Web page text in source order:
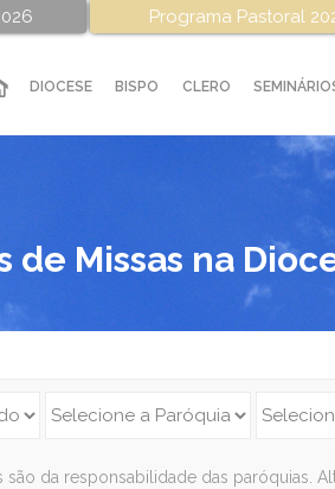
Programa Pastoral
DIOCESE BISPO CLERO
de Missas na
são da responsabilidade das paróquias.